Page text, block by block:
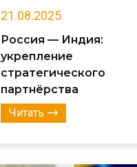
21.08.2025
Россия — Индия:
укрепление
стратегического
партнёрства
Читать